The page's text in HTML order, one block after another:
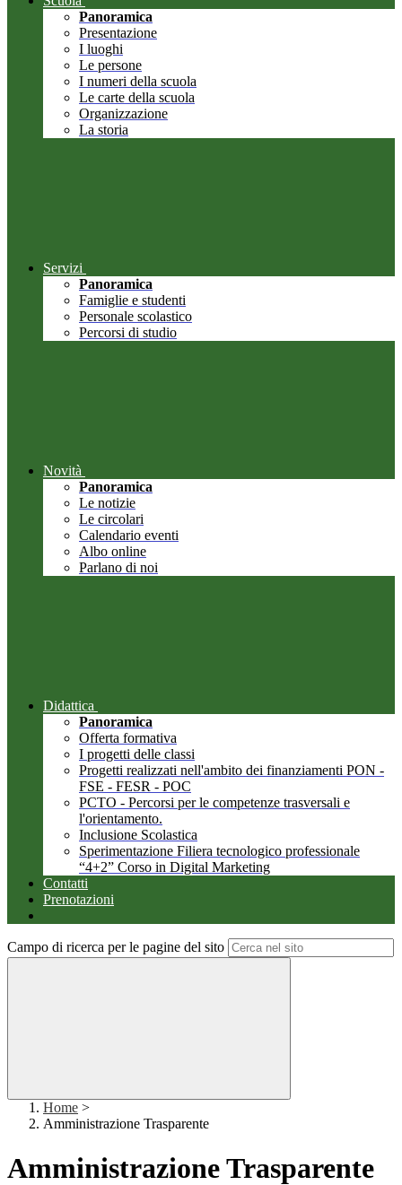
Panoramica
Presentazione
I luoghi
Le persone
I numeri della scuola
Le carte della scuola
Organizzazione
La storia
Servizi
Panoramica
Famiglie e studenti
Personale scolastico
Percorsi di studio
Novità
Panoramica
Le notizie
Le circolari
Calendario eventi
Albo online
Parlano di noi
Didattica
Panoramica
Offerta formativa
I progetti delle classi
Progetti realizzati nell'ambito dei finanziamenti PON -
FSE - FESR - POC
PCTO - Percorsi per le competenze trasversali e
l'orientamento.
Inclusione Scolastica
Sperimentazione Filiera tecnologico professionale
“4+2” Corso in Digital Marketing
Contatti
Prenotazioni
Campo di ricerca per le pagine del sito
Home >
Amministrazione Trasparente
Amministrazione Trasparente